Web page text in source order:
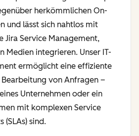
herkömmlichen On-
und lässt sich nahtlos mit
Jira Service Management,
Medien integrieren. Unser IT-
ermöglicht eine effiziente
von Anfragen –
Unternehmen oder ein
mit komplexen Service
(SLAs) sind.